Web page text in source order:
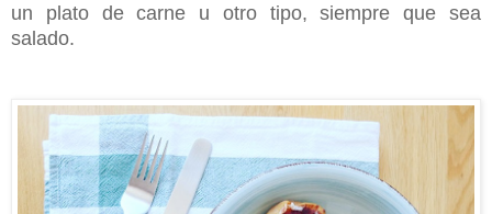
un plato de carne u otro tipo, siempre que sea
salado.